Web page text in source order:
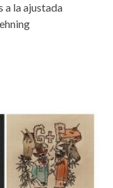
a la ajustada